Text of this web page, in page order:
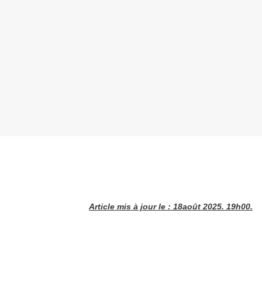
Article mis à jour le : 18août 2025. 19h00.